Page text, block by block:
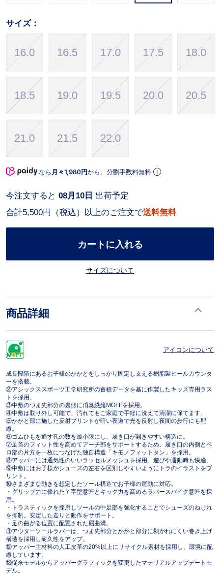
サイズ：
16.0 16.5 17.0 17.5 18.0
18.5 19.0 19.5 20.0 20.5
21.0 21.5 22.0
なら 月々1,980円から。分割手数料無料
合計5,500円（税込）以上のご注文で送料無料
今注文すると 08月10日 出荷予定
カートに入れる
サイズについて
商品詳細
アイコンについて
成長段階にあるお子様のかかとをしっかり固定し支える樹脂製ヒールカウンタ
ーを搭載。
②アシックススポーツ工学研究所の蓄積データを基に作製したキッズ専用ラス
トを採用。
③中敷のつま先部分の裏側に消臭繊維MOFFを採用。
④中敷は取り外し可能で、汚れてもご家庭で手軽に洗えて清潔に保てます。
⑤かかと部に施した反射プリントが暗い夜道で光を反射し夜間の歩行にも配
慮。
⑥ゴムひもを通す孔の数を最小限にし、履き口が開きやすい構造に。
⑦足首のフィット性を高めてアーチ部をサポートするため、履き口の内側とベ
ロ部の片方を一枚につなげた独自構造「キモノフィットタン」を採用。
⑧アッパーには通気性のいいラッセルメッシュを採用。遊びや運動時も快適。
⑨中敷にはお子様がシューズの左右を区別しやすいようにトラのイラストをプ
リント。
⑩さまざまな動きを想定したソール構造でお子様の運動に対応。
・グリップ力に優れたＹ字型意匠とキック力を高めるラバースパイク意匠を採
用。
・トラスティックを採用しソールの中足部を強化することでシューズのねじれ
を抑制。安定した走りと動作をサポート。
・足の曲がる位置に配置された屈曲溝。
⑪アウターソールラバーは、つま先部分とかかと部分に剥がれにくい巻き上げ
構造を採用し耐久性をアップ。
⑫アッパー主材料の人工皮革の20%以上にリサイクル素材を採用し、環境に配
慮しています。
⑬従来モデルからアッパーグラフィックを変更したマテリアルアップデートモ
デル。